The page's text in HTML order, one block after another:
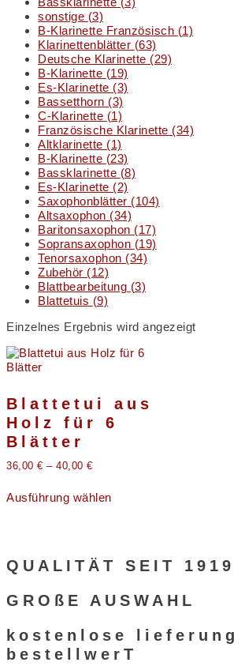
sonstige (3)
B-Klarinette Französisch (1)
Klarinettenblätter (63)
Deutsche Klarinette (29)
B-Klarinette (19)
Es-Klarinette (3)
Bassetthorn (3)
C-Klarinette (1)
Französische Klarinette (34)
Altklarinette (1)
B-Klarinette (23)
Bassklarinette (8)
Es-Klarinette (2)
Saxophonblätter (104)
Altsaxophon (34)
Baritonsaxophon (17)
Sopransaxophon (19)
Tenorsaxophon (34)
Zubehör (12)
Blattbearbeitung (3)
Blattetuis (9)
Einzelnes Ergebnis wird angezeigt
Blattetui aus
Holz für 6
Blätter
36,00 € – 40,00 €
Ausführung wählenProdukt
Die
können
Produktseite
gewählt
QUALITÄT SEIT 1919
GROßE AUSWAHL
kostenlose lieferung
bestellwerT